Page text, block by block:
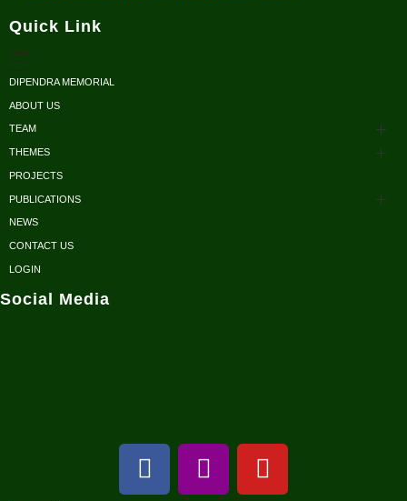
Quick Link
DIPENDRA MEMORIAL
ABOUT US
TEAM
Honorary Members
Executive Body
THEMES
Research
Sustainable Development
Conservation Outreach
PROJECTS
PUBLICATIONS
Reports/ Books/ Newsletters
NEWS
CONTACT US
LOGIN
Social Media